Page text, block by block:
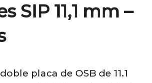
SIP 11,1 mm –
placa de OSB de 11.1